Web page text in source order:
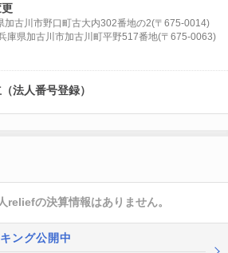
加古川市野口町古大内302番地の2(〒675-0014)
庫県加古川市加古川町平野517番地(〒675-0063)
法人番号登録）
reliefの決算情報はありません。
ング公開中